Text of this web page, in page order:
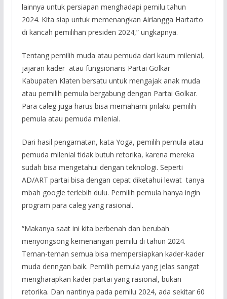
lainnya untuk persiapan menghadapi pemilu tahun
2024. Kita siap untuk memenangkan Airlangga Hartarto
di kancah pemilihan presiden 2024,” ungkapnya.
Tentang pemilih muda atau pemuda dari kaum milenial,
jajaran kader atau fungsionaris Partai Golkar
Kabupaten Klaten bersatu untuk mengajak anak muda
atau pemilih pemula bergabung dengan Partai Golkar.
Para caleg juga harus bisa memahami prilaku pemilih
pemula atau pemuda milenial.
Dari hasil pengamatan, kata Yoga, pemilih pemula atau
pemuda milenial tidak butuh retorika, karena mereka
sudah bisa mengetahui dengan teknologi. Seperti
AD/ART partai bisa dengan cepat diketahui lewat tanya
mbah google terlebih dulu. Pemilih pemula hanya ingin
program para caleg yang rasional.
“Makanya saat ini kita berbenah dan berubah
menyongsong kemenangan pemilu di tahun 2024.
Teman-teman semua bisa mempersiapkan kader-kader
muda denngan baik. Pemilih pemula yang jelas sangat
mengharapkan kader partai yang rasional, bukan
retorika. Dan nantinya pada pemilu 2024, ada sekitar 60